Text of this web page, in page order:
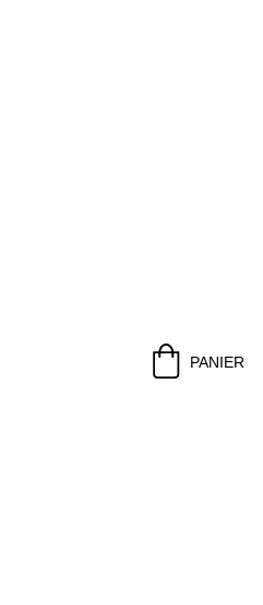
PANIER